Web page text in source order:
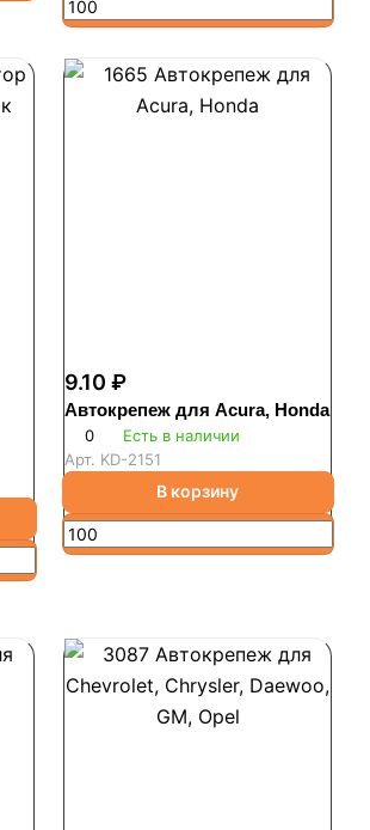
9.10 ₽
Автокрепеж для Acura, Honda
0
Есть в наличии
Арт. KD-2151
В корзину